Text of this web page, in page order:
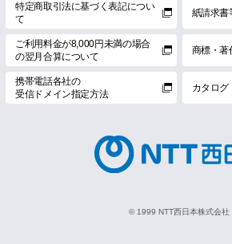
特定商取引法に基づく表記につい
て
紙請求書
ご利用料金が8,000円未満の場合
の翌月合算について
商標・著
携帯電話各社の
受信ドメイン指定方法
カタログ
© 1999 NTT西日本株式会社